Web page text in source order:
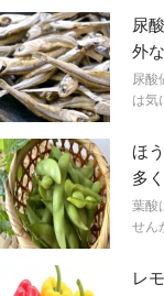
うで
す！
尿
外
尿酸
は気
く含
リン
は参
ほ
多
葉酸
せん
は知
てい
レ